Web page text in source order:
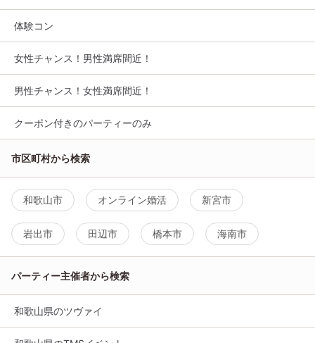
体験コン
女性チャンス！男性満席間近！
男性チャンス！女性満席間近！
クーポン付きのパーティーのみ
市区町村から検索
和歌山市 オンライン婚活 新宮市
岩出市 田辺市 橋本市 海南市
パーティー主催者から検索
和歌山県のツヴァイ